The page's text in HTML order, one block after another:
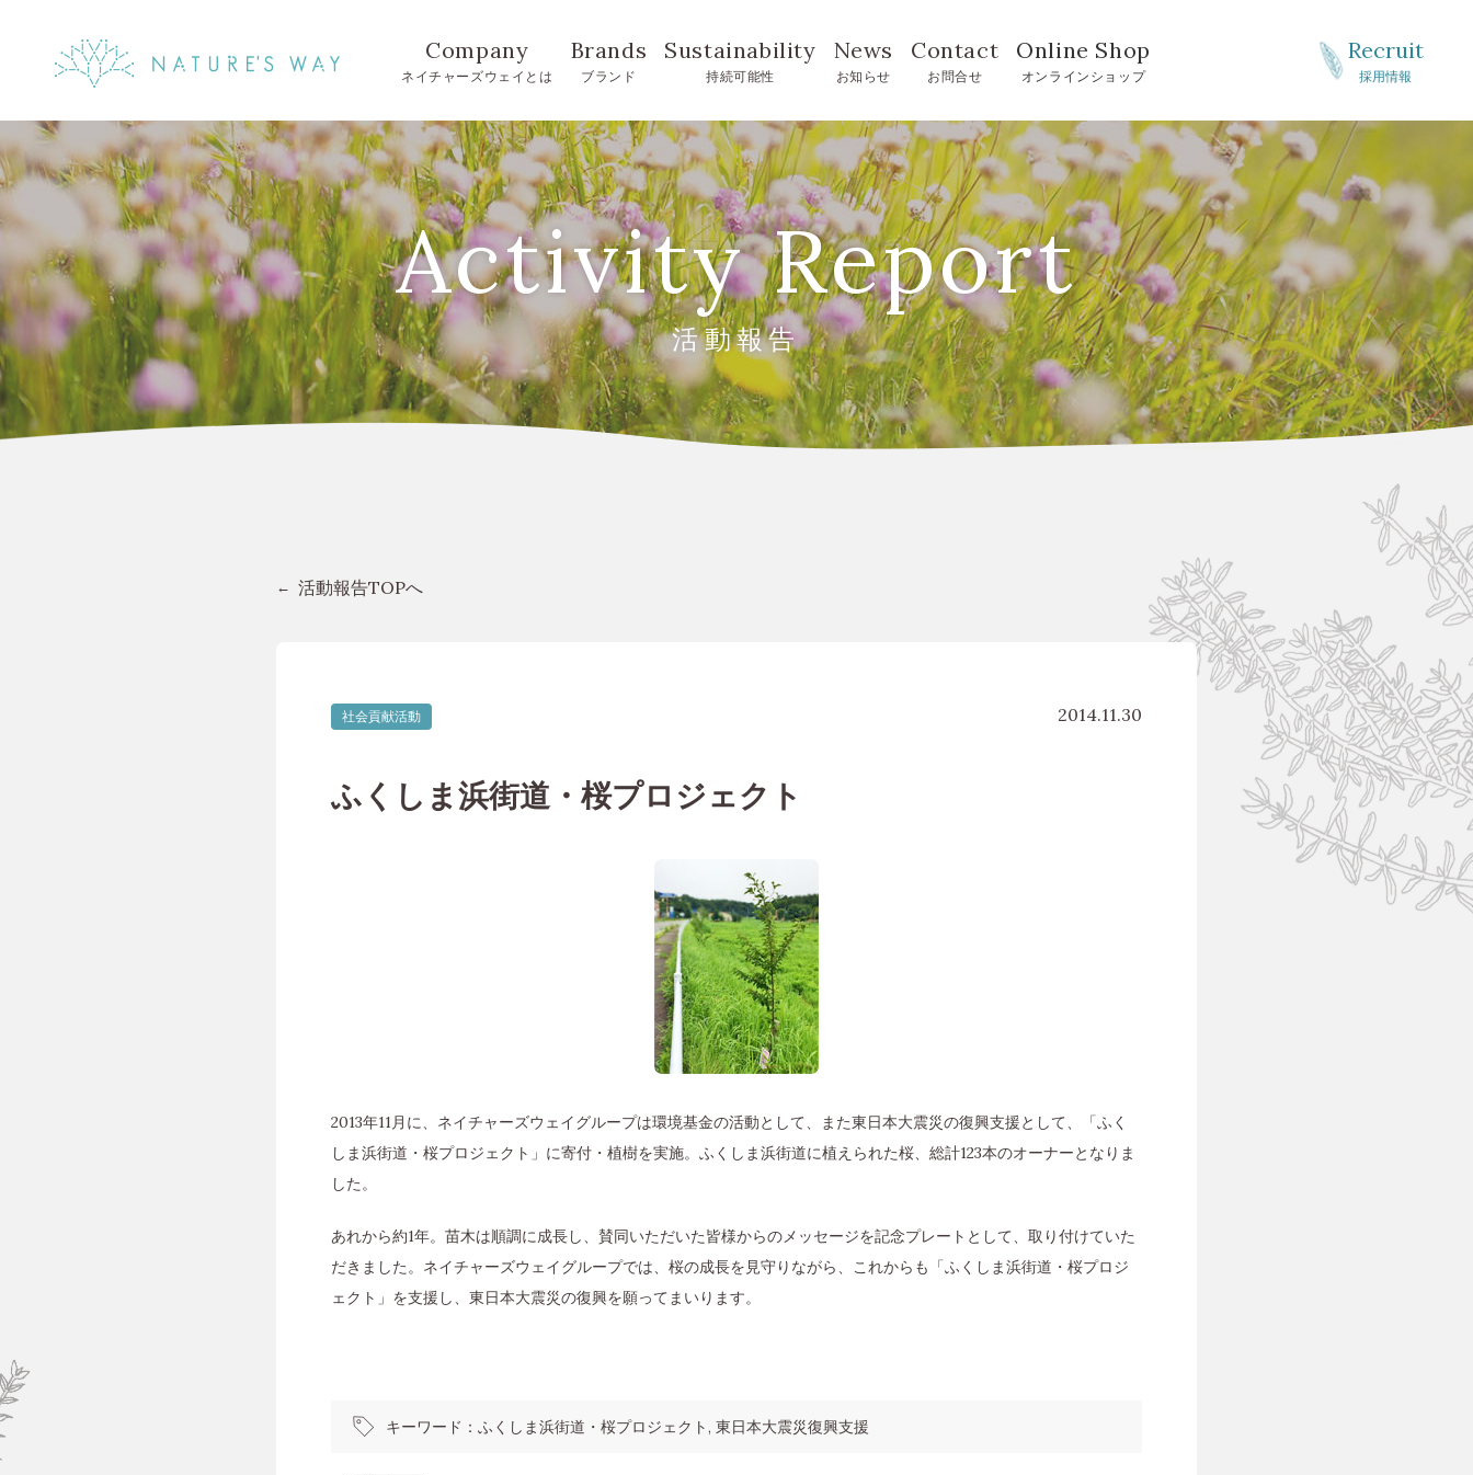
Recruit
採用情報
Company
ネイチャーズウェイとは
Brands
ブランド
Sustainability
持続可能性
News
お知らせ
Contact
お問合せ
Online Shop
オンラインショップ
Activity Report
活動報告
活動報告TOPへ
社会貢献活動 2014.11.30
ふくしま浜街道・桜プロジェクト
2013年11月に、ネイチャーズウェイグループは環境基金の活動として、また東日本大震災の復興支援として、「ふく
しま浜街道・桜プロジェクト」に寄付・植樹を実施。ふくしま浜街道に植えられた桜、総計123本のオーナーとなりま
した。
あれから約1年。苗木は順調に成長し、賛同いただいた皆様からのメッセージを記念プレートとして、取り付けていた
だきました。ネイチャーズウェイグループでは、桜の成長を見守りながら、これからも「ふくしま浜街道・桜プロジ
ェクト」を支援し、東日本大震災の復興を願ってまいります。
キーワード： ふくしま浜街道・桜プロジェクト 東日本大震災復興支援